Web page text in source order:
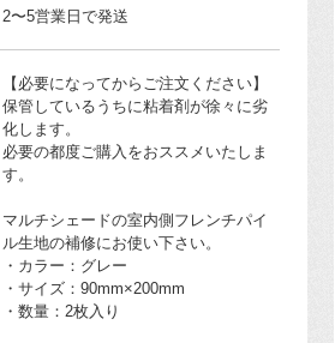
2〜5営業日で発送
【必要になってからご注文ください】
保管しているうちに粘着剤が徐々に劣
化します。
必要の都度ご購入をおススメいたしま
す。
マルチシェードの室内側フレンチパイ
ル生地の補修にお使い下さい。
・カラー：グレー
・サイズ：90mm×200mm
・数量：2枚入り